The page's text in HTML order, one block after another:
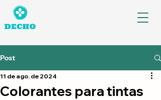
Post
Colorantes para tintas
11 de ago. de 2024